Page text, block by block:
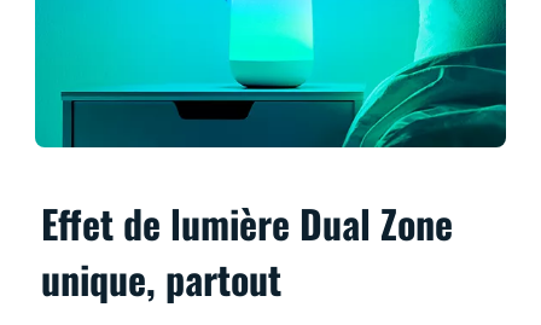
Effet de lumière Dual Zone
unique, partout